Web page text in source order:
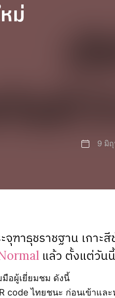
ม่
9 มิ
ฑาธุชราชฐาน เกาะสี
แล้ว ตั้งแต่วัน
อผู้เยี่ยมชม ดังนี้
code ไทยชนะ ก่อนเข้าแ